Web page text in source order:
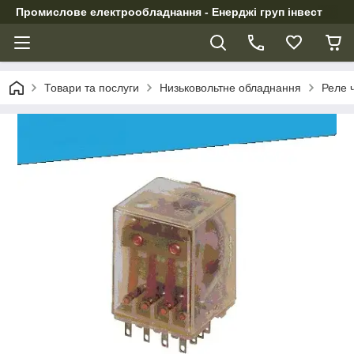
Промислове електрообладнання - Енерджі груп інвест
Товари та послуги Низьковольтне обладнання Реле